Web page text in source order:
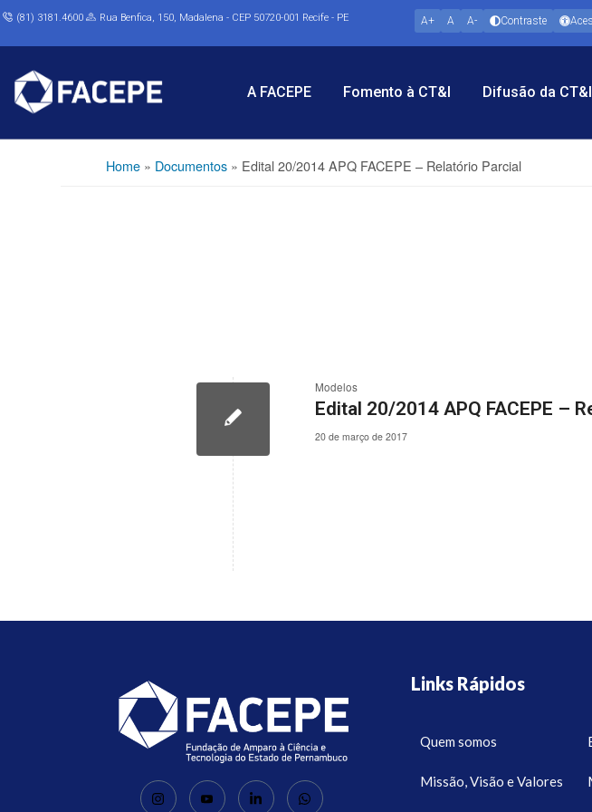
Home » Documentos » Edital 20/2014 APQ FACEPE – Relatório Parcial
(81) 3181.4600 Rua Benfica, 150, Madalena - CEP 50720-001 Recife - PE A+ A A- Contraste
A FACEPE Fomento à CT&I Difusão da
Modelos
Edital 20/2014 APQ FACEPE –
20 de março de 2017
Links Rápidos
Quem somos
Missão, Visão e Valores